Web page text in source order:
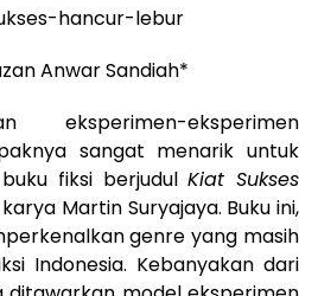
Anwar Sandiah*
eksperimen-eksperimen
sangat menarik untuk
fiksi berjudulKiat Sukses
Martin Suryajaya. Buku ini,
genre yang masih
Indonesia. Kebanyakan dari